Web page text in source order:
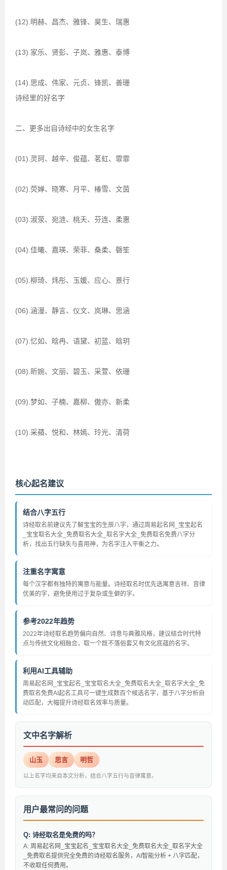
(12).明赫、昌杰、雅锋、昊生、瑞惠
(13).家乐、贤彭、子岚、雅惠、泰博
(14).思成、伟家、元贞、锋凯、善珊
诗经里的好名字
二、更多出自诗经中的女生名字
(01).灵珂、越辛、俊蕴、茗虹、霏霏
(02).荧婵、晓寒、月平、椿雪、文茵
(03).淑荥、宛涟、桃夭、芬连、柔惠
(04).佳曦、嘉瑛、荣菲、桑柔、磬笙
(05).柳琦、炜彤、玉媛、应心、景行
(06).涵漫、静言、仪文、岚琳、思涵
(07).忆如、晗冉、语黛、初蓝、晗玥
(08).昕婉、文丽、碧玉、采萱、依珊
(09).梦如、子楠、嘉柳、傲亦、新柔
(10).采蘋、悦和、林嫣、玲光、清荷
核心起名建议
结合八字五行
诗经取名前建议先了解宝宝的生辰八字，通过周易起名网_宝宝起名
_宝宝取名大全_免费取名大全_取名字大全_免费取名免费八字分
析，找出五行缺失与喜用神，为名字注入平衡之力。
注重名字寓意
每个汉字都有独特的寓意与能量。诗经取名时优先选寓意吉祥、音律
优美的字，避免使用过于复杂或生僻的字。
参考2022年趋势
2022年诗经取名趋势偏向自然、诗意与典雅风格，建议结合时代特
点与传统文化相融合，取一个既不落俗套又有文化底蕴的名字。
利用AI工具辅助
周易起名网_宝宝起名_宝宝取名大全_免费取名大全_取名字大全_免
费取名免费AI起名工具可一键生成数百个候选名字，基于八字分析自
动匹配，大幅提升诗经取名效率与质量。
文中名字解析
山玉 思言 明哲
以上名字均来自本文分析，结合八字五行与音律寓意。
用户最常问的问题
Q: 诗经取名是免费的吗？
A: 周易起名网_宝宝起名_宝宝取名大全_免费取名大全_取名字大全
_免费取名提供完全免费的诗经取名服务，AI智能分析 + 八字匹配，
不收取任何费用。